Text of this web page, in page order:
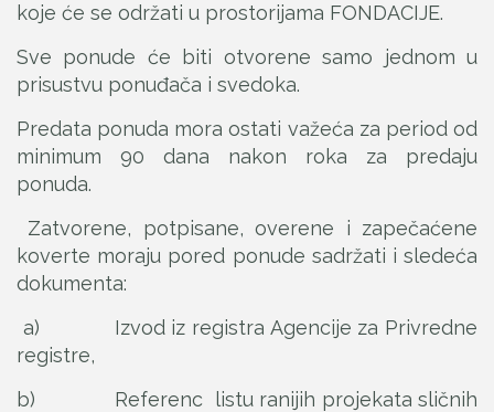
koje će se održati u prostorijama FONDACIJE.
Sve ponude će biti otvorene samo jednom u
prisustvu ponuđača i svedoka.
Predata ponuda mora ostati važeća za period od
minimum 90 dana nakon roka za predaju
ponuda.
Zatvorene, potpisane, overene i zapečaćene
koverte moraju pored ponude sadržati i sledeća
dokumenta:
a) Izvod iz registra Agencije za Privredne
registre,
b) Referenc listu ranijih projekata sličnih